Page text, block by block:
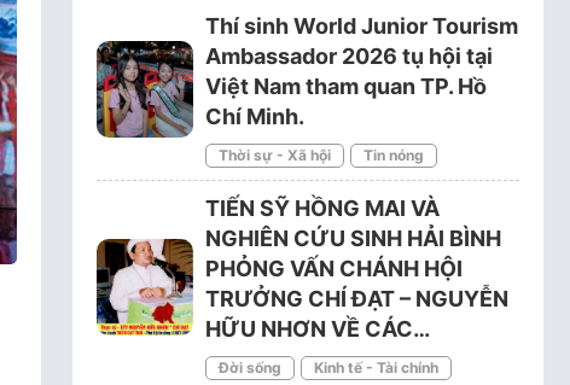
Thí sinh World Junior Tourism
Ambassador 2026 tụ hội tại
Việt Nam tham quan TP. Hồ
Chí Minh.
Thời sự - Xã hội Tin nóng
TIẾN SỸ HỒNG MAI VÀ
NGHIÊN CỨU SINH HẢI BÌNH
PHỎNG VẤN CHÁNH HỘI
TRƯỞNG CHÍ ĐẠT – NGUYỄN
HỮU NHƠN VỀ CÁC…
Đời sống Kinh tế - Tài chính